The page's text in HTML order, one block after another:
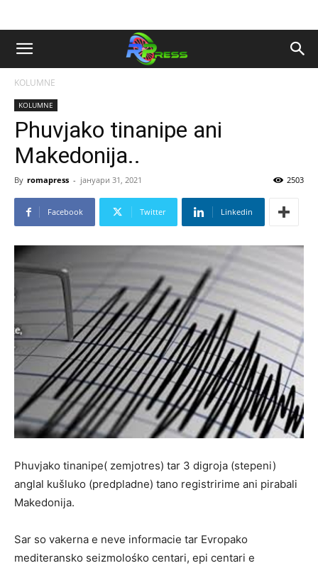
KOLUMNE
KOLUMNE
Phuvjako tinanipe ani
Makedonija..
By romapress - јануари 31, 2021 2503
Facebook Twitter Linkedin
Phuvjako tinanipe( zemjotres) tar 3 digroja (stepeni)
anglal kušluko (predpladne) tano registririme ani pirabali
Makedonija.
Sar so vakerna e neve informacie tar Evropako
mediteransko seizmolośko centari, epi centari e